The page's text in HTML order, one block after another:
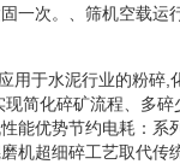
一次。、筛机空载运
用于水泥行业的粉碎,
简化碎矿流程、多
能优势节约电耗：系
机超细碎工艺取代传